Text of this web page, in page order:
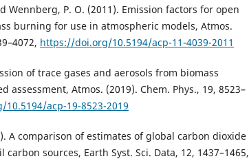
Wennberg, P. O. (2011). Emission factors for open
burning for use in atmospheric models, Atmos.
https://doi.org/10.5194/acp-11-4039-2011
of trace gases and aerosols from biomass
assessment, Atmos. (2019). Chem. Phys., 19, 8523–
acp-19-8523-2019
A comparison of estimates of global carbon dioxide
sources, Earth Syst. Sci. Data, 12, 1437–1465,